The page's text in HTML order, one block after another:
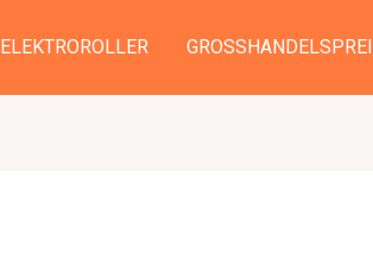
ELEKTROROLLER GROSSHANDELSPREIS